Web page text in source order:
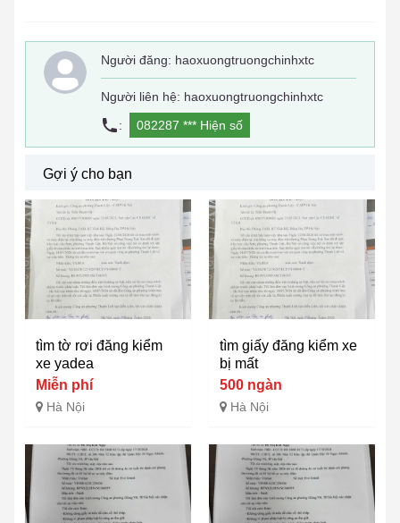
Người đăng: haoxuongtruongchinhxtc
Người liên hệ: haoxuongtruongchinhxtc
:
082287 *** Hiện số
Gợi ý cho bạn
tìm tờ rơi đăng kiểm
xe yadea
Miễn phí
Hà Nội
tìm giấy đăng kiểm xe
bị mất
500 ngàn
Hà Nội